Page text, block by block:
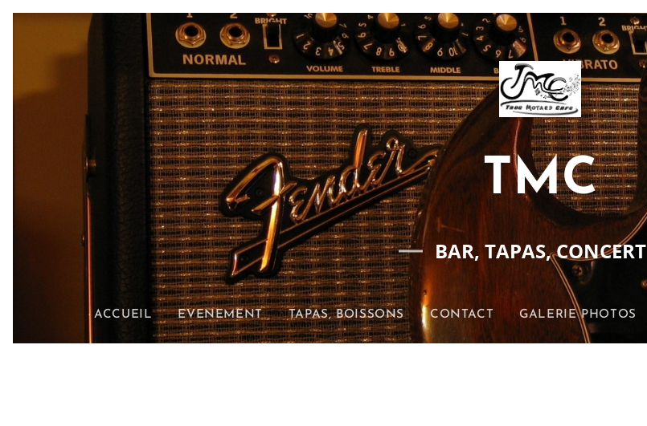
TMC
BAR, TAPAS, CONCERT
ACCUEIL EVENEMENT TAPAS, BOISSONS CONTACT GALERIE PHOTOS